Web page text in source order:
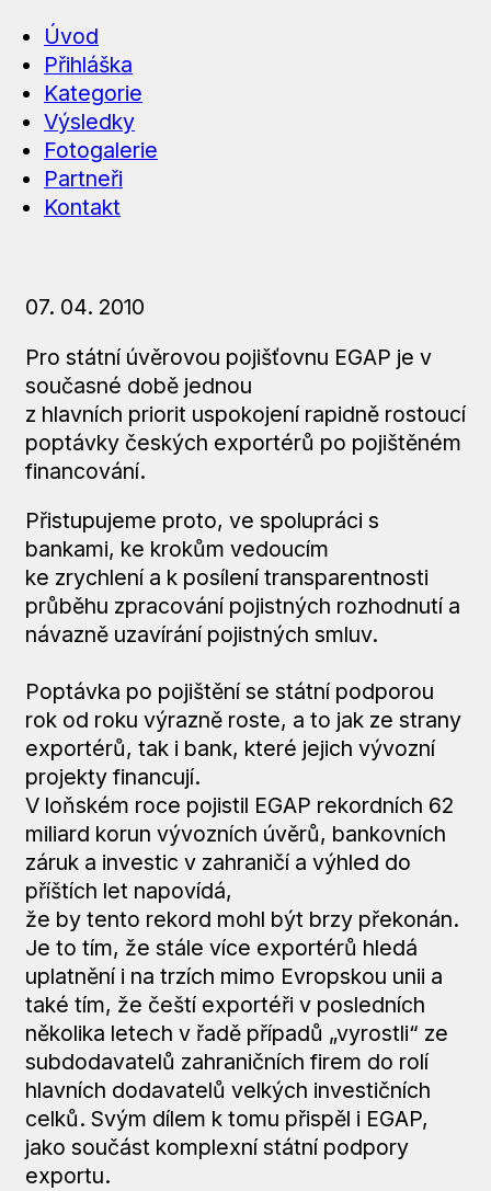
Úvod
Přihláška
Kategorie
Výsledky
Fotogalerie
Partneři
Kontakt
07. 04. 2010
Pro státní úvěrovou pojišťovnu EGAP je v
současné době jednou
z hlavních priorit uspokojení rapidně rostoucí
poptávky českých exportérů po pojištěném
financování.
Přistupujeme proto, ve spolupráci s
bankami, ke krokům vedoucím
ke zrychlení a k posílení transparentnosti
průběhu zpracování pojistných rozhodnutí a
návazně uzavírání pojistných smluv.
Poptávka po pojištění se státní podporou
rok od roku výrazně roste, a to jak ze strany
exportérů, tak i bank, které jejich vývozní
projekty financují.
V loňském roce pojistil EGAP rekordních 62
miliard korun vývozních úvěrů, bankovních
záruk a investic v zahraničí a výhled do
příštích let napovídá,
že by tento rekord mohl být brzy překonán.
Je to tím, že stále více exportérů hledá
uplatnění i na trzích mimo Evropskou unii a
také tím, že čeští exportéři v posledních
několika letech v řadě případů „vyrostli“ ze
subdodavatelů zahraničních firem do rolí
hlavních dodavatelů velkých investičních
celků. Svým dílem k tomu přispěl i EGAP,
jako součást komplexní státní podpory
exportu.